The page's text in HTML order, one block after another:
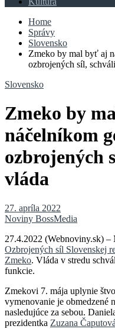
Home
Správy
Slovensko
Zmeko by mal byť aj
ozbrojených síl,
Slovensko
Zmeko by
náčelníkom
ozbrojených
vláda
27. apríla 2022
Noviny BossMedia
27.4.2022 (Webnoviny.sk) –
Ozbrojených síl Slovenskej
Zmeko. Vláda v stredu
funkcie.
Zmekovi 7. mája uplynie
vymenovanie je obmedzené
nasledujúce za sebou.
prezidentka Zuzana